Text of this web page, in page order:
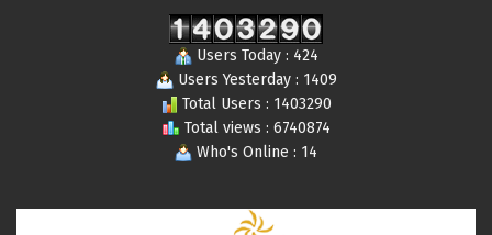
Users Today : 424
Users Yesterday : 1409
Total Users : 1403290
Total views : 6740874
Who's Online : 14